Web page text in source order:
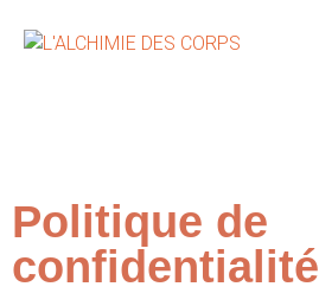
Politique de
confidentialité